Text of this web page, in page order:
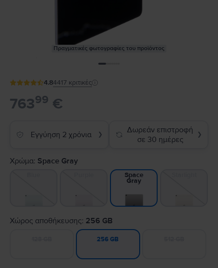
Πραγματικές φωτογραφίες του προϊόντος
4.84417 κριτικές
76399 €
Εγγύηση 2 χρόνια ❯
Δωρεάν επιστροφή
σε 30 ημέρες
❯
Χρώμα: Space Gray
Space
Gray
Χώρος αποθήκευσης: 256 GB
256 GB